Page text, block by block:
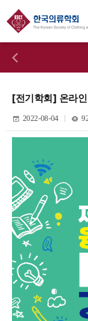
[전기학회] 온라
2022-08-04